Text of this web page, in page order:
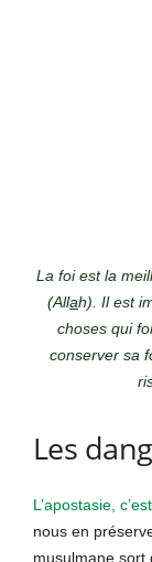
La foi est la
(Allah). Il est
choses qui
conserver sa
Les
L’apostasie,
nous en
musulmane sort